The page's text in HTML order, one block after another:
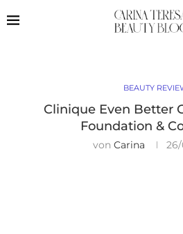
BEAUTY
Clinique Even Better
Foundation &
von Carina 26/